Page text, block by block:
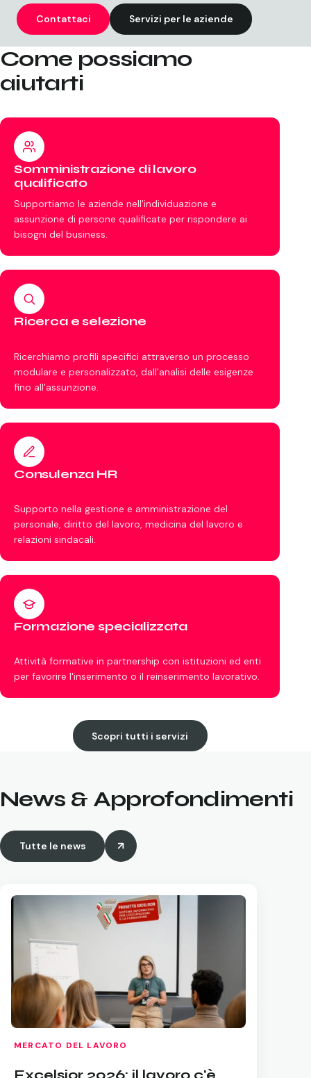
Contattaci Servizi per le aziende
Come possiamo
aiutarti
Somministrazione di lavoro
qualificato
Supportiamo le aziende nell'individuazione e
assunzione di persone qualificate per rispondere ai
bisogni del business.
Ricerca e selezione
Ricerchiamo profili specifici attraverso un processo
modulare e personalizzato, dall'analisi delle esigenze
fino all'assunzione.
Consulenza HR
Supporto nella gestione e amministrazione del
personale, diritto del lavoro, medicina del lavoro e
relazioni sindacali.
Formazione specializzata
Attività formative in partnership con istituzioni ed enti
per favorire l'inserimento o il reinserimento lavorativo.
Scopri tutti i servizi
News & Approfondimenti
Tutte le news
MERCATO DEL LAVORO